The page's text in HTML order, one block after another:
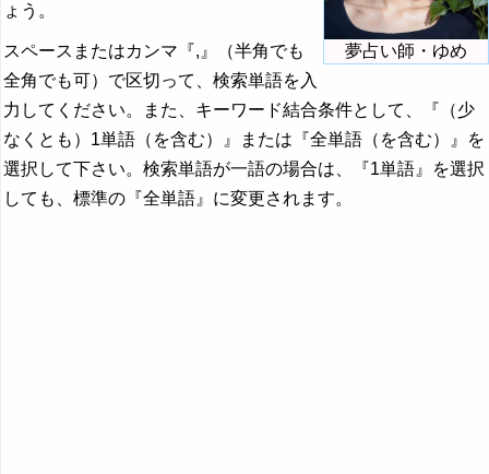
夢占い師・ゆめ
ょう。
スペースまたはカンマ『,』（半角でも
全角でも可）で区切って、検索単語を入
力してください。また、キーワード結合条件として、『（少
なくとも）1単語（を含む）』または『全単語（を含む）』を
選択して下さい。検索単語が一語の場合は、『1単語』を選択
しても、標準の『全単語』に変更されます。